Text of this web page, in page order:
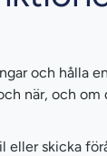
och hålla
när, och
eller skicka